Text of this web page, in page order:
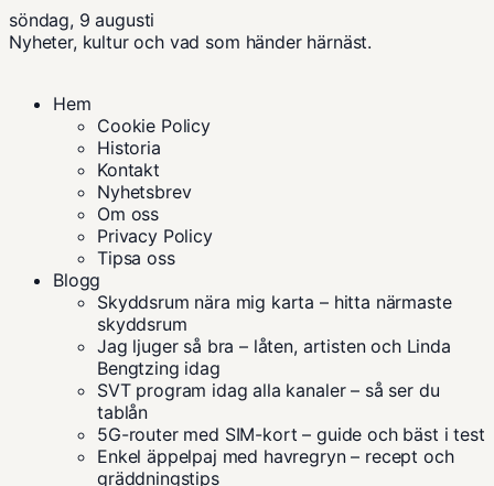
söndag, 9 augusti
Nyheter, kultur och vad som händer härnäst.
Hem
Cookie Policy
Historia
Kontakt
Nyhetsbrev
Om oss
Privacy Policy
Tipsa oss
Blogg
Skyddsrum nära mig karta – hitta närmaste
skyddsrum
Jag ljuger så bra – låten, artisten och Linda
Bengtzing idag
SVT program idag alla kanaler – så ser du
tablån
5G-router med SIM-kort – guide och bäst i test
Enkel äppelpaj med havregryn – recept och
gräddningstips